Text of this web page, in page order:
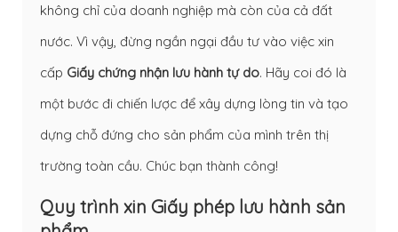
không chỉ của doanh nghiệp mà còn của cả đất
nước. Vì vậy, đừng ngần ngại đầu tư vào việc xin
cấp Giấy chứng nhận lưu hành tự do. Hãy coi đó là
một bước đi chiến lược để xây dựng lòng tin và tạo
dựng chỗ đứng cho sản phẩm của mình trên thị
trường toàn cầu. Chúc bạn thành công!
Quy trình xin Giấy phép lưu hành sản